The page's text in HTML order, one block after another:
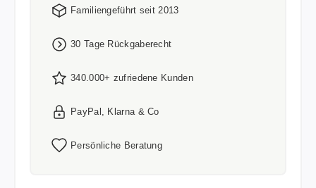
Familiengeführt seit 2013
30 Tage Rückgaberecht
340.000+ zufriedene Kunden
PayPal, Klarna & Co
Persönliche Beratung